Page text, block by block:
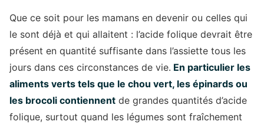
Que ce soit pour les mamans en devenir ou celles qui
le sont déjà et qui allaitent : l’acide folique devrait être
présent en quantité suffisante dans l’assiette tous les
jours dans ces circonstances de vie. En particulier les
aliments verts tels que le chou vert, les épinards ou
les brocoli contiennent de grandes quantités d’acide
folique, surtout quand les légumes sont fraîchement